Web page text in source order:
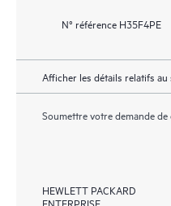
N° référence H35F4PE
Afficher les détails relatifs au
Soumettre votre demande
HEWLETT PACKARD